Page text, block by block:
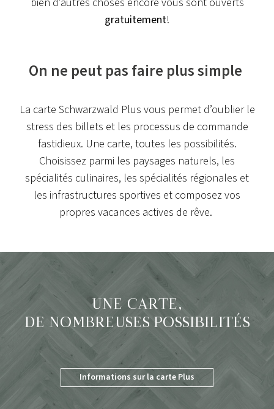
gratuitement!
On ne peut pas faire plus simple
La carte Schwarzwald Plus vous permet d’oublier le
stress des billets et les processus de commande
fastidieux. Une carte, toutes les possibilités.
Choisissez parmi les paysages naturels, les
spécialités culinaires, les spécialités régionales et
les infrastructures sportives et composez vos
propres vacances actives de rêve.
UNE CARTE,
DE NOMBREUSES POSSIBILITÉS
Informations sur la carte Plus